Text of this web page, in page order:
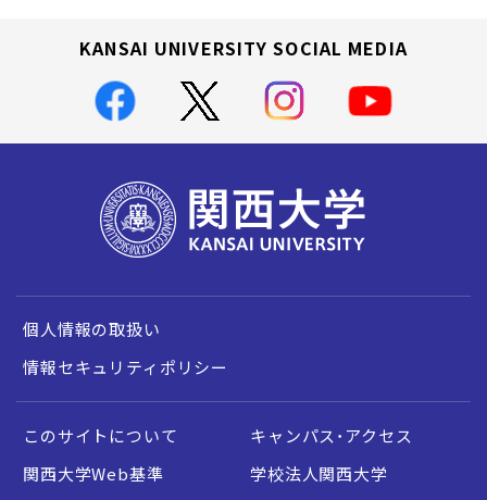
KANSAI UNIVERSITY SOCIAL MEDIA
個人情報の取扱い
情報セキュリティポリシー
このサイトについて
キャンパス・アクセス
関西大学Web基準
学校法人関西大学